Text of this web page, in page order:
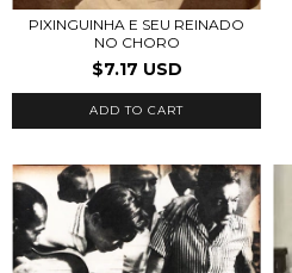
PIXINGUINHA E SEU REINADO
NO CHORO
$7.17 USD
ADD TO CART